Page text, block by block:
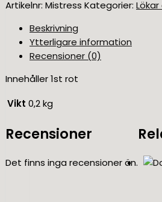
Artikelnr: Mistress Kategorier:
Beskrivning
Ytterligare information
Recensioner (0)
Innehåller 1st rot
Vikt 0,2 kg
Recensioner
Det finns inga recensioner än.